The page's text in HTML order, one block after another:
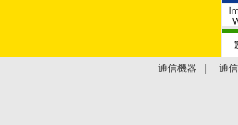
通信機器 通